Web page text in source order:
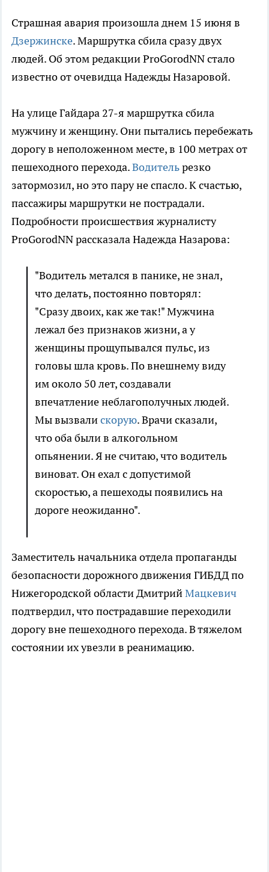
Страшная авария произошла днем 15 июня в
Дзержинске. Маршрутка сбила сразу двух
людей. Об этом редакции ProGorodNN стало
известно от очевидца Надежды Назаровой.
На улице Гайдара 27-я маршрутка сбила
мужчину и женщину. Они пытались перебежать
дорогу в неположенном месте, в 100 метрах от
пешеходного перехода.Водительрезко
затормозил, но это пару не спасло. К счастью,
пассажиры маршрутки не пострадали.
Подробности происшествия журналисту
ProGorodNN рассказала Надежда Назарова:
"Водитель метался в панике, не знал,
что делать, постоянно повторял:
"Сразу двоих, как же так!" Мужчина
лежал без признаков жизни, а у
женщины прощупывался пульс, из
головы шла кровь. По внешнему виду
им около 50 лет, создавали
впечатление неблагополучных людей.
Мы вызвалискорую. Врачи сказали,
что оба были в алкогольном
опьянении. Я не считаю, что водитель
виноват. Он ехал с допустимой
скоростью, а пешеходы появились на
дороге неожиданно".
Заместитель начальника отдела пропаганды
безопасности дорожного движения ГИБДД по
Нижегородской области ДмитрийМацкевич
подтвердил, что пострадавшие переходили
дорогу вне пешеходного перехода. В тяжелом
состоянии их увезли в реанимацию.